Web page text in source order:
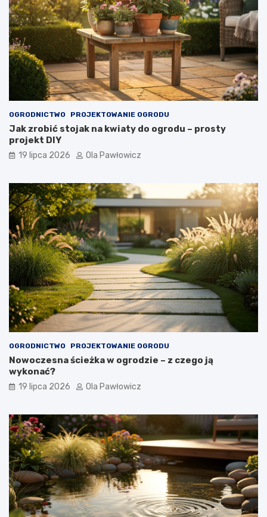
OGRODNICTWO PROJEKTOWANIE OGRODU
Jak zrobić stojak na kwiaty do ogrodu – prosty
projekt DIY
19 lipca 2026 Ola Pawłowicz
OGRODNICTWO PROJEKTOWANIE OGRODU
Nowoczesna ścieżka w ogrodzie – z czego ją
wykonać?
19 lipca 2026 Ola Pawłowicz